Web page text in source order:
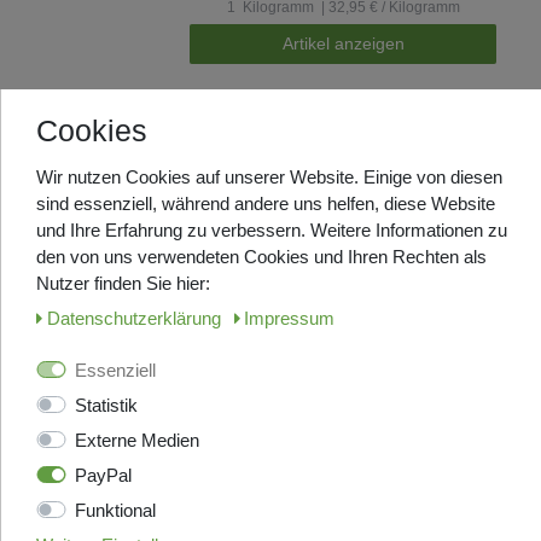
1 Kilogramm | 32,95 € / Kilogramm
Artikel anzeigen
ARIVA BIO - Bohnen 1000g
100% Arabica aus biologischem Anbau
Kommt frisch aus Italien, Lieferzeit
ca. 5-7 Tage
ab 33,95 € *
Cookies
Wir nutzen Cookies auf unserer Website. Einige von diesen
sind essenziell, während andere uns helfen, diese Website
und Ihre Erfahrung zu verbessern. Weitere Informationen zu
den von uns verwendeten Cookies und Ihren Rechten als
Nutzer finden Sie hier:
Daten­schutz­erklärung
Impressum
Essenziell
Statistik
Externe Medien
PayPal
Funktional